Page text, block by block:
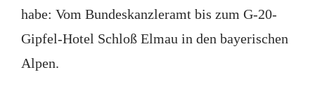
habe: Vom Bundeskanzleramt bis zum G-20-
Gipfel-Hotel Schloß Elmau in den bayerischen
Alpen.